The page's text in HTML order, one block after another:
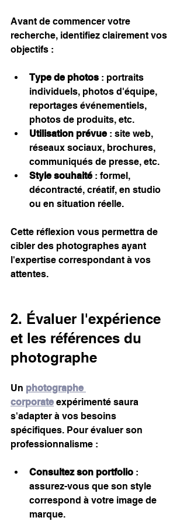
Avant de commencer votre
recherche, identifiez clairement vos
objectifs :
Type de photos : portraits
individuels, photos d'équipe,
reportages événementiels,
photos de produits, etc.
Utilisation prévue : site web,
réseaux sociaux, brochures,
communiqués de presse, etc.
Style souhaité : formel,
décontracté, créatif, en studio
ou en situation réelle.
Cette réflexion vous permettra de
cibler des photographes ayant
l'expertise correspondant à vos
attentes.
2. Évaluer l'expérience
et les références du
photographe
Un photographe
corporate expérimenté saura
s'adapter à vos besoins
spécifiques. Pour évaluer son
professionnalisme :
Consultez son portfolio :
assurez-vous que son style
correspond à votre image de
marque.